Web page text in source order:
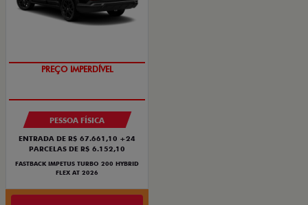
OPORTUNIDADE
PESSOA FÍSICA
ENTRADA DE R$ 67.661,10 +24
PARCELAS DE R$ 6.152,10
FASTBACK IMPETUS TURBO 200 HYBRID
FLEX AT 2026